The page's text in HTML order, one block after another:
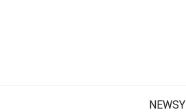
NEWSY